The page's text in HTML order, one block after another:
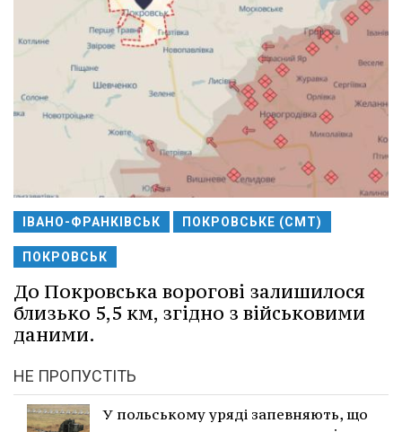
ІВАНО-ФРАНКІВСЬК ПОКРОВСЬКЕ (СМТ)
ПОКРОВСЬК
До Покровська ворогові залишилося
близько 5,5 км, згідно з військовими
даними.
НЕ ПРОПУСТІТЬ
У польському уряді запевняють, що